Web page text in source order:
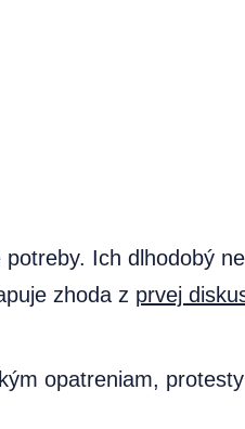
Ich dlhodobý
zhoda z prvej
opatreniam,